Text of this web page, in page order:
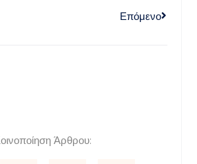
Επόμενο
Άρθρου: